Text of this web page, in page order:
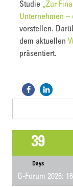
Studie „Zur
Unternehmen –
vorstellen.
dem aktuellen
präsentiert.
39
Days
G-Forum 2026: